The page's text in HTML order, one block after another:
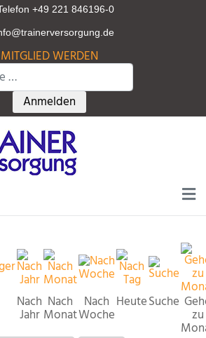
+49 221 846196-0
e
MITGLIED WERDEN
Type 2 or more characters for
Anmelden
Nach
Jahr
Nach
Monat
Nach
Woche
HeuteSuche
zu